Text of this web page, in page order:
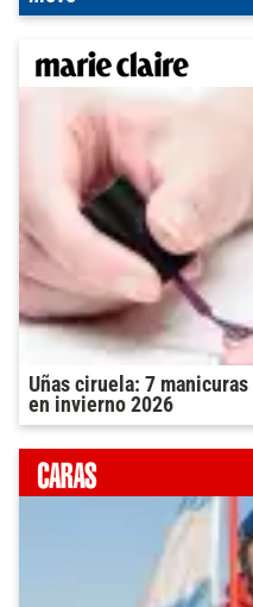
Uñas ciruela: 7
en invierno 2026